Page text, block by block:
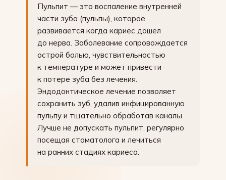
Пульпит — это воспаление внутренней
части зуба (пульпы), которое
развивается когда кариес дошел
до нерва. Заболевание сопровождается
острой болью, чувствительностью
к температуре и может привести
к потере зуба без лечения.
Эндодонтическое лечение позволяет
сохранить зуб, удалив инфицированную
пульпу и тщательно обработав каналы.
Лучше не допускать пульпит, регулярно
посещая стоматолога и лечиться
на ранних стадиях кариеса.